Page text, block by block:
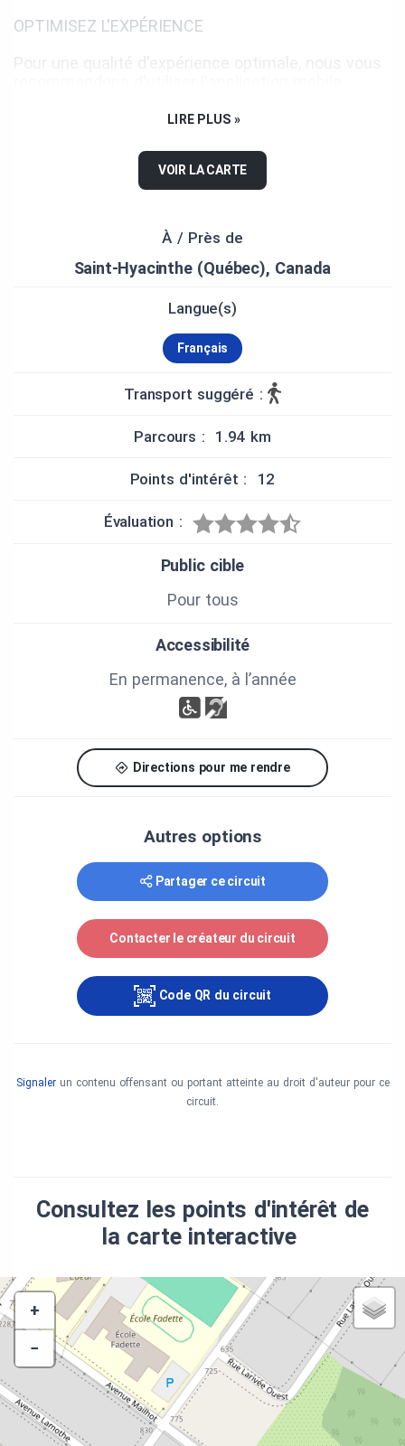
OPTIMISEZ L'EXPÉRIENCE
Pour une qualité d'expérience optimale, nous vous
permet notamment de précharger le circuit et d'y
Écouteurs suggérés : Le port d'écouteurs pendant
votre visite à pied vous permettra de profiter
Une production du Centre d'histoire de Saint-
candidat à la maîtrise en histoire.
Révision: Martin Ostiguy, historien.
Remerciements spéciaux à la Ville de Saint-
Hyacinthe, à madame Chantal Soucy, députée de
monsieur Mathieu Lacombe, député de Papineau
du Québec et à Simon-Pierre Savard-Tremblay,
LIRE PLUS »
VOIR LA CARTE
À / Près de
Saint-Hyacinthe (Québec), Canada
Langue(s)
Français
Transport suggéré :
Parcours : 1.94 km
Points d'intérêt : 12
Évaluation :
Public cible
Pour tous
Accessibilité
En permanence, à l’année
Directions pour me rendre
Autres options
Partager ce circuit
Contacter le créateur du circuit
Code QR du circuit
Signalerun contenu offensant ou portant atteinte au droit d'auteur pour ce
circuit.
Consultez les points d'intérêt de
la carte interactive
+
−